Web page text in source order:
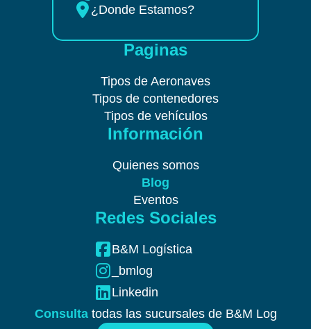
¿Donde Estamos?
Paginas
Tipos de Aeronaves
Tipos de contenedores
Tipos de vehículos
Información
Quienes somos
Blog
Eventos
Redes Sociales
B&M Logística
_bmlog
Linkedin
Consultatodas las sucursales de B&M Log